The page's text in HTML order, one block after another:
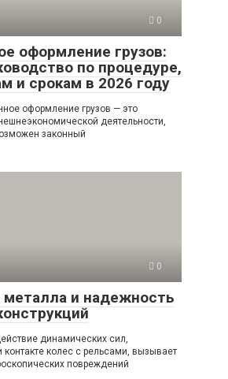
0
оформление грузов:
по процедуре,
и срокам в 2026 году
оформление грузов — это
деятельности,
законный
0
металла и надежность
динамических сил,
колес с рельсами, вызывает
повреждений